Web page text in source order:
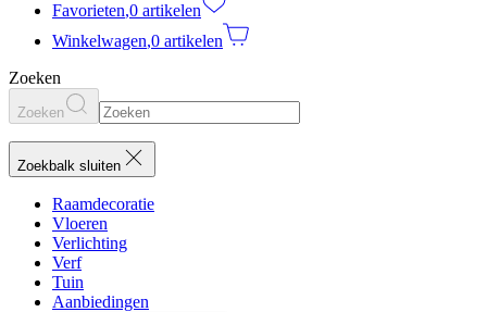
Favorieten,0 artikelen
Winkelwagen,0 artikelen
Zoeken
Zoeken
Zoekbalk sluiten
Raamdecoratie
Vloeren
Verlichting
Verf
Tuin
Aanbiedingen